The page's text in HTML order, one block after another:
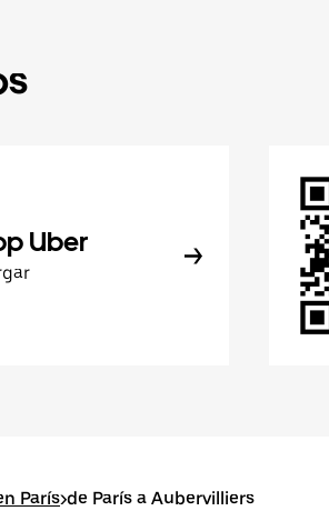
Uber
París>de París a Aubervilliers